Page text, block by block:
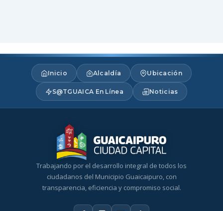
Inicio Alcaldía Ubicación
S@TGUAICA En Línea Noticias
Trabajando por el desarrollo integral de todos los
ciudadanos del Municipio Guaicaipuro, con
transparencia, eficiencia y compromiso social.